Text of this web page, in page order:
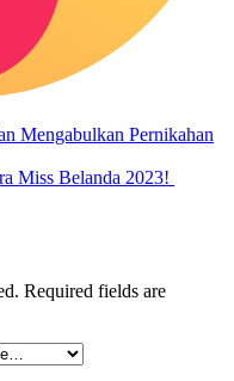
Mengabulkan Pernikahan
Miss Belanda 2023!
Required fields are